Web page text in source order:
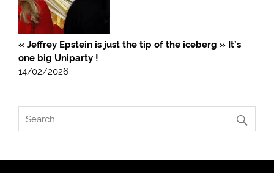
« Jeffrey Epstein is just the tip of the iceberg » It’s
one big Uniparty !
14/02/2026